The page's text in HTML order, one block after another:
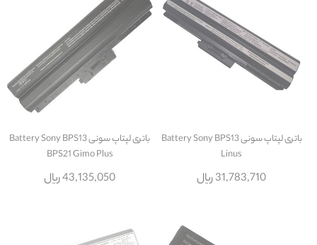
باتری لپتاپ سونی Battery Sony BPS13
Linus
31,783,710 ریال
باتری لپتاپ سونی Battery Sony BPS13
BPS21 Gimo Plus
43,135,050 ریال